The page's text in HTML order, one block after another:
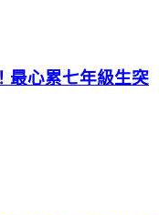
最心累七年級生突